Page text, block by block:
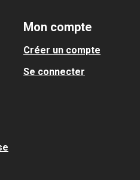
Mon compte
Créer un compte
Se connecter